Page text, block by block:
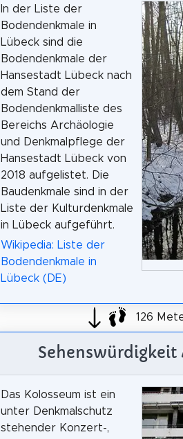
In der Liste der
Bodendenkmale in
Lübeck sind die
Bodendenkmale der
Hansestadt Lübeck nach
dem Stand der
Bodendenkmalliste des
Bereichs Archäologie
und Denkmalpflege der
Hansestadt Lübeck von
2018 aufgelistet. Die
Baudenkmale sind in der
Liste der Kulturdenkmale
in Lübeck aufgeführt.
Wikipedia: Liste der
Bodendenkmale in
Lübeck (DE)
126
Sehenswürdigkeit
Das Kolosseum ist ein
unter Denkmalschutz
stehender Konzert-,